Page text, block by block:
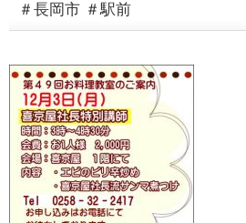
＃長岡市 ＃駅前